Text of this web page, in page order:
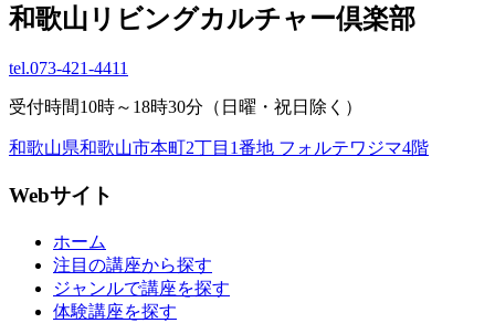
和歌山リビングカルチャー倶楽部
tel.073-421-4411
受付時間10時～18時30分（日曜・祝日除く）
和歌山県和歌山市本町2丁目1番地 フォルテワジマ4階
Webサイト
ホーム
注目の講座から探す
ジャンルで講座を探す
体験講座を探す